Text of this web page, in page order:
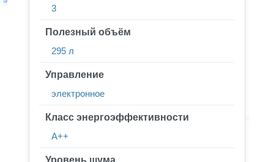
3
Полезный объём
295 л
Управление
электронное
Класс энергоэффективности
A++
Уровень шума